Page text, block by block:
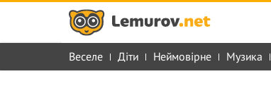
Веселе Діти Неймовірне Музика